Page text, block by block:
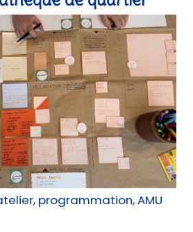
programmation, AMU
d'Henriette